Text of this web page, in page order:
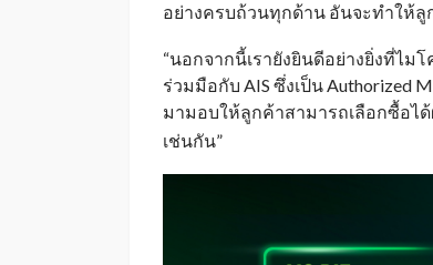
อย่างครบถ้วนทุกด้าน อันจะทำให้ลู
“นอกจากนี้เรายังยินดีอย่างยิ่งที่ไ
ร่วมมือกับ AIS ซึ่งเป็น Authorized
มามอบให้ลูกค้าสามารถเลือกซื้อได้
เช่นกัน”